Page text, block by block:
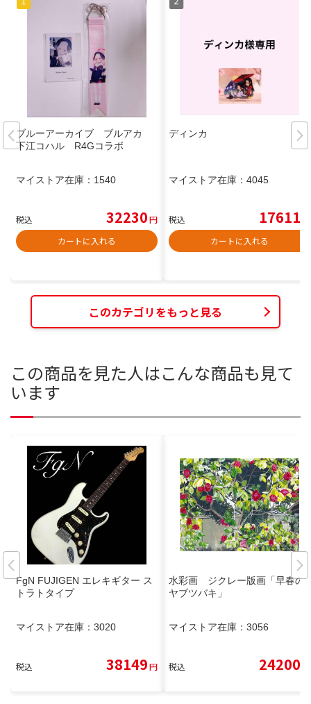
ブルーアーカイブ ブルアカ
下江コハル R4Gコラボ
マイストア在庫： 1540
税込 32230円
カートに入れる
ディンカ
マイストア在庫： 4045
税込 17611
カートに入れる
このカテゴリをもっと見る
この商品を見た人はこんな商品も見て
います
FgN FUJIGEN エレキギター ス
トラトタイプ
マイストア在庫： 3020
税込 38149円
水彩画 ジクレー版画「早春の
ヤブツバキ」
マイストア在庫： 3056
税込 24200